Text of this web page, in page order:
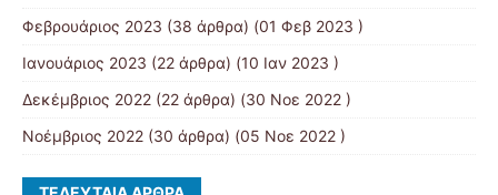
Φεβρουάριος 2023 (38 άρθρα) (01 Φεβ 2023 )
Ιανουάριος 2023 (22 άρθρα) (10 Ιαν 2023 )
Δεκέμβριος 2022 (22 άρθρα) (30 Νοε 2022 )
Νοέμβριος 2022 (30 άρθρα) (05 Νοε 2022 )